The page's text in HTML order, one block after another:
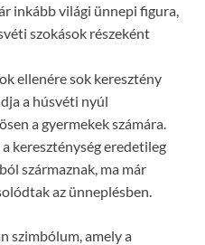
inkább világi ünnepi figura,
szokások részeként
ellenére sok keresztény
a húsvéti nyúl
a gyermekek számára.
kereszténység eredetileg
származnak, ma már
az ünneplésben.
szimbólum, amely a